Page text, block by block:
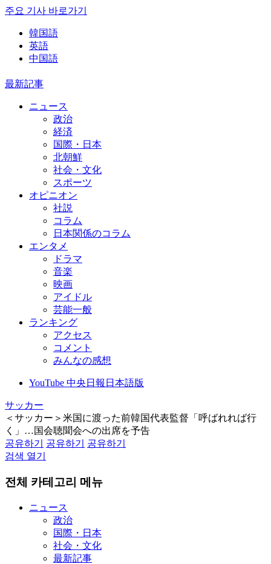
주요 기사 바로가기
韓国語
英語
中国語
最新記事
ニュース
政治
経済
国際・日本
北朝鮮
社会・文化
スポーツ
オピニオン
社説
コラム
日本関係のコラム
エンタメ
ドラマ
音楽
映画
アイドル
芸能一般
ランキング
アクセス
コメント
みんなの感想
YouTube 中央日報日本語版
サッカー
＜サッカー＞米国に渡った前韓国代表監督「呼ばれれば行
く」…国会聴聞会への出席を予告
공유하기
공유하기
공유하기
검색 열기
전체 카테고리 메뉴
ニュース
政治
国際・日本
社会・文化
最新記事